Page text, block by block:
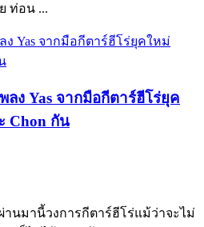
ท่อน ...
ลง Yas จากมือกีตาร์ฮีโร่ยุค
Chon กัน
นมานี้วงการกีตาร์ฮีโร่แม้ว่าจะไม่